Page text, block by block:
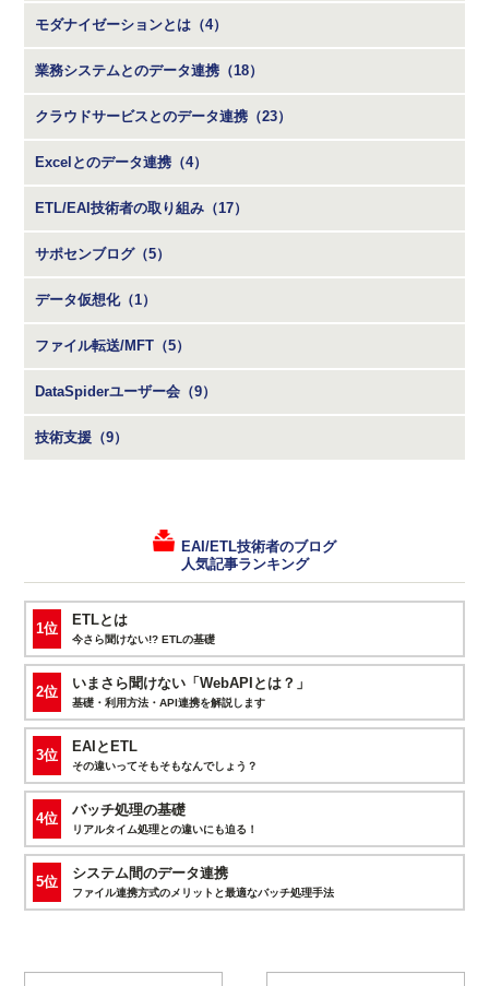
モダナイゼーションとは（4）
業務システムとのデータ連携（18）
クラウドサービスとのデータ連携（23）
Excelとのデータ連携（4）
ETL/EAI技術者の取り組み（17）
サポセンブログ（5）
データ仮想化（1）
ファイル転送/MFT（5）
DataSpiderユーザー会（9）
技術支援（9）
EAI/ETL技術者のブログ
人気記事ランキング
1位
ETLとは
今さら聞けない!? ETLの基礎
2位
いまさら聞けない「WebAPIとは？」
基礎・利用方法・API連携を解説します
3位
EAIとETL
その違いってそもそもなんでしょう？
4位
バッチ処理の基礎
リアルタイム処理との違いにも迫る！
5位
システム間のデータ連携
ファイル連携方式のメリットと最適なバッチ処理手法